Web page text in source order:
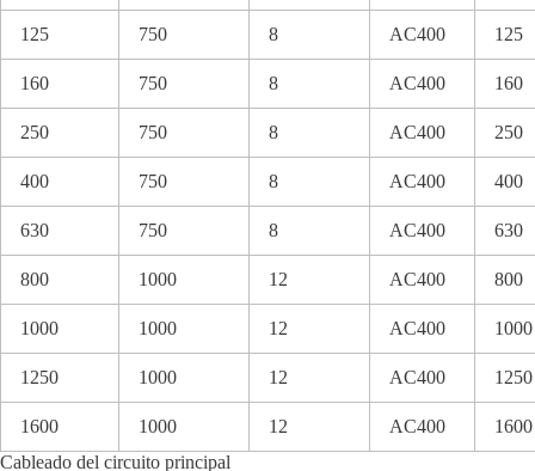
125 750 8 AC400 125
160 750 8 AC400 160
250 750 8 AC400 250
400 750 8 AC400 400
630 750 8 AC400 630
800 1000 12 AC400 800
1000 1000 12 AC400 1000
1250 1000 12 AC400 1250
1600 1000 12 AC400
1600
Cableado del circuito principal